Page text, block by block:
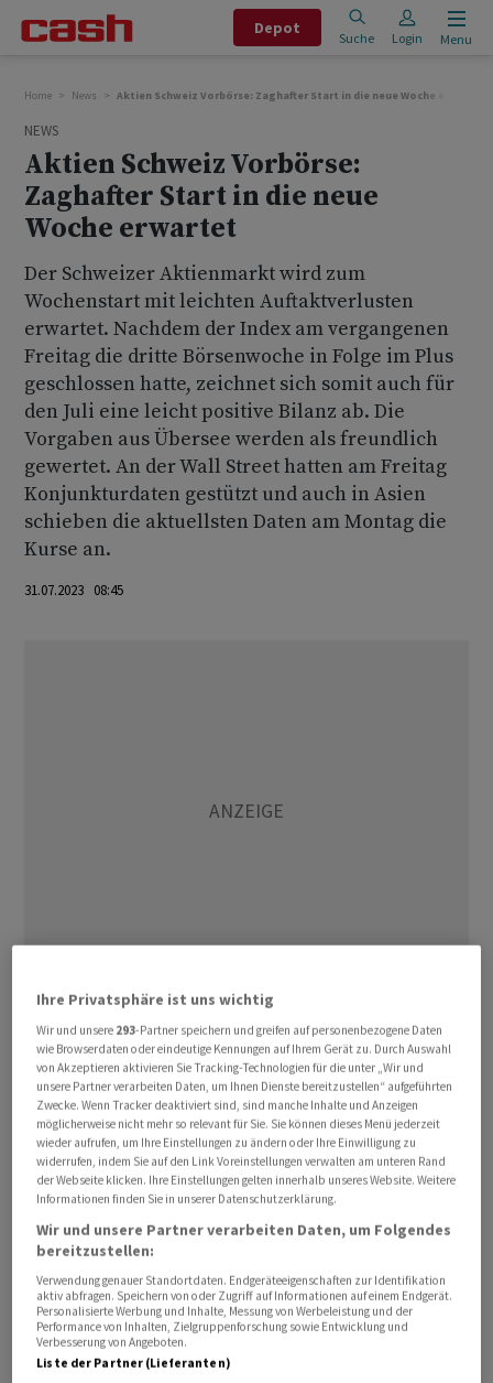
Depot
Suche Login Menu
Home News Aktien Schweiz Vorbörse: Zaghafter Start in die neue Woche erwartet
NEWS
Aktien Schweiz Vorbörse:
Zaghafter Start in die neue
Woche erwartet
Der Schweizer Aktienmarkt wird zum
Wochenstart mit leichten Auftaktverlusten
erwartet. Nachdem der Index am vergangenen
Freitag die dritte Börsenwoche in Folge im Plus
geschlossen hatte, zeichnet sich somit auch für
den Juli eine leicht positive Bilanz ab. Die
Vorgaben aus Übersee werden als freundlich
gewertet. An der Wall Street hatten am Freitag
Konjunkturdaten gestützt und auch in Asien
schieben die aktuellsten Daten am Montag die
Kurse an.
31.07.2023 08:45
Während die jüngsten Konjunkturdaten aus den USA
die Hoffnung nähren, das Fed könnte am Ende des
Zinserhöhungszyklus angekommen sein, wetten
Investoren nach den aktuellen Zahlen aus China auf
weitere Stützungsmassnahmen der Regierung in
Peking. Die Berichtssaison verliert zumindest
hierzulande mit dem morgigen Nationalfeiertag diese
Woche etwas Fahrt. In den USA stehen unterdessen
weitere Schwergewichte wie Apple auf dem Plan, die
durchaus den Gesamtmarkt beeinflussen könnten.
Der von der Bank Julius Bär berechnete vorbörsliche
SMI gibt gegen 08.25 Uhr um 0,22 Prozent nach auf
11'292,97 Punkte. Sämtliche 20 SMI-Werte werden
Ihre Privatsphäre ist uns wichtig
Wir und unsere 293-Partner speichern und greifen auf personenbezogene Daten
wie Browserdaten oder eindeutige Kennungen auf Ihrem Gerät zu. Durch Auswahl
von Akzeptieren aktivieren Sie Tracking-Technologien für die unter „Wir und
unsere Partner verarbeiten Daten, um Ihnen Dienste bereitzustellen“ aufgeführten
Zwecke. Wenn Tracker deaktiviert sind, sind manche Inhalte und Anzeigen
möglicherweise nicht mehr so relevant für Sie. Sie können dieses Menü jederzeit
wieder aufrufen, um Ihre Einstellungen zu ändern oder Ihre Einwilligung zu
widerrufen, indem Sie auf den Link Voreinstellungen verwalten am unteren Rand
der Webseite klicken. Ihre Einstellungen gelten innerhalb unseres Website. Weitere
Informationen finden Sie in unserer Datenschutzerklärung.
Wir und unsere Partner verarbeiten Daten, um Folgendes
bereitzustellen:
Verwendung genauer Standortdaten. Endgeräteeigenschaften zur Identifikation
aktiv abfragen. Speichern von oder Zugriff auf Informationen auf einem Endgerät.
Personalisierte Werbung und Inhalte, Messung von Werbeleistung und der
Performance von Inhalten, Zielgruppenforschung sowie Entwicklung und
Verbesserung von Angeboten.
Liste der Partner (Lieferanten)